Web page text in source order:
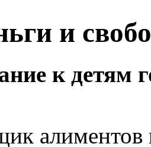
и
к детям
алиментов